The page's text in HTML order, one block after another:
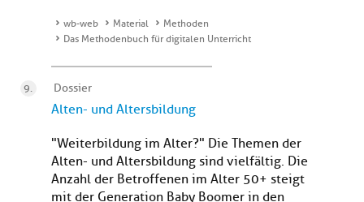
wb-web Material
Methoden
Das Methodenbuch für digitalen Unterricht
Dossier
Alten- und Altersbildung
"Weiterbildung im Alter?" Die Themen der
Alten- und Altersbildung sind vielfältig. Die
Anzahl der Betroffenen im Alter 50+ steigt
mit der Generation Baby Boomer in den